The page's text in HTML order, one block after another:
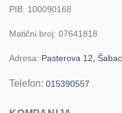
PIB: 100090168
Matični broj: 07641818
Adresa: Pasterova 12, Šabac
Telefon: 015390557